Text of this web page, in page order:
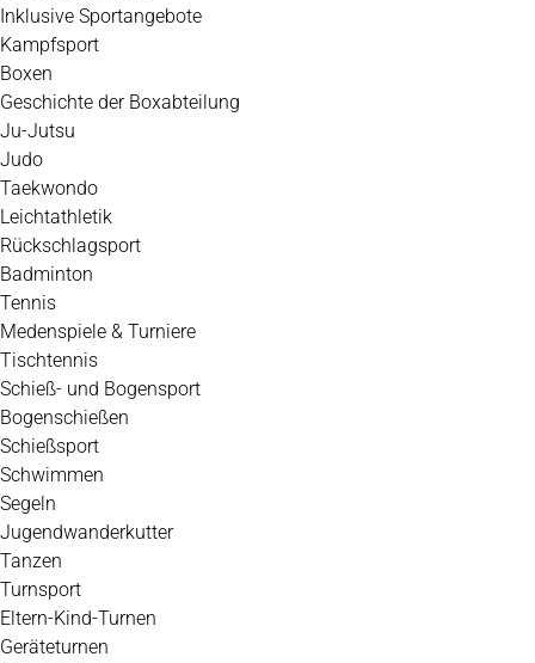
Inklusive Sportangebote
Kampfsport
Boxen
Geschichte der Boxabteilung
Ju-Jutsu
Judo
Taekwondo
Leichtathletik
Rückschlagsport
Badminton
Tennis
Medenspiele & Turniere
Tischtennis
Schieß- und Bogensport
Bogenschießen
Schießsport
Schwimmen
Segeln
Jugendwanderkutter
Tanzen
Turnsport
Eltern-Kind-Turnen
Geräteturnen